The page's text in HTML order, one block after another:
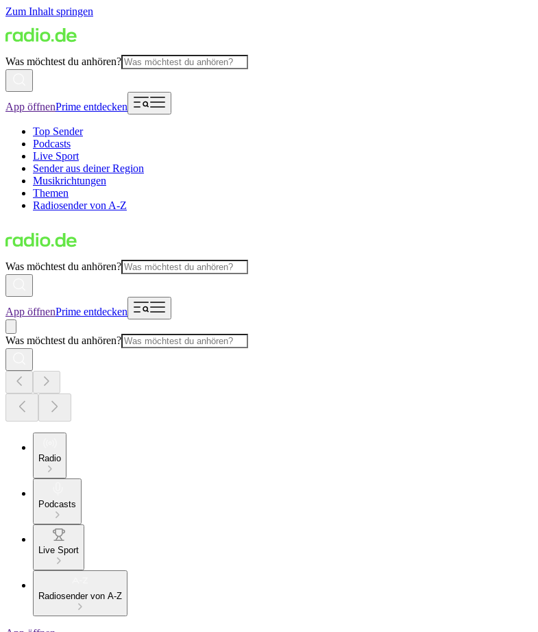
Zum Inhalt springen
Was möchtest du anhören?
App öffnenPrime entdecken
Top Sender
Podcasts
Live Sport
Sender aus deiner Region
Musikrichtungen
Themen
Radiosender von A-Z
Was möchtest du anhören?
App öffnenPrime entdecken
Was möchtest du anhören?
Radio
Podcasts
Live Sport
Radiosender von A-Z